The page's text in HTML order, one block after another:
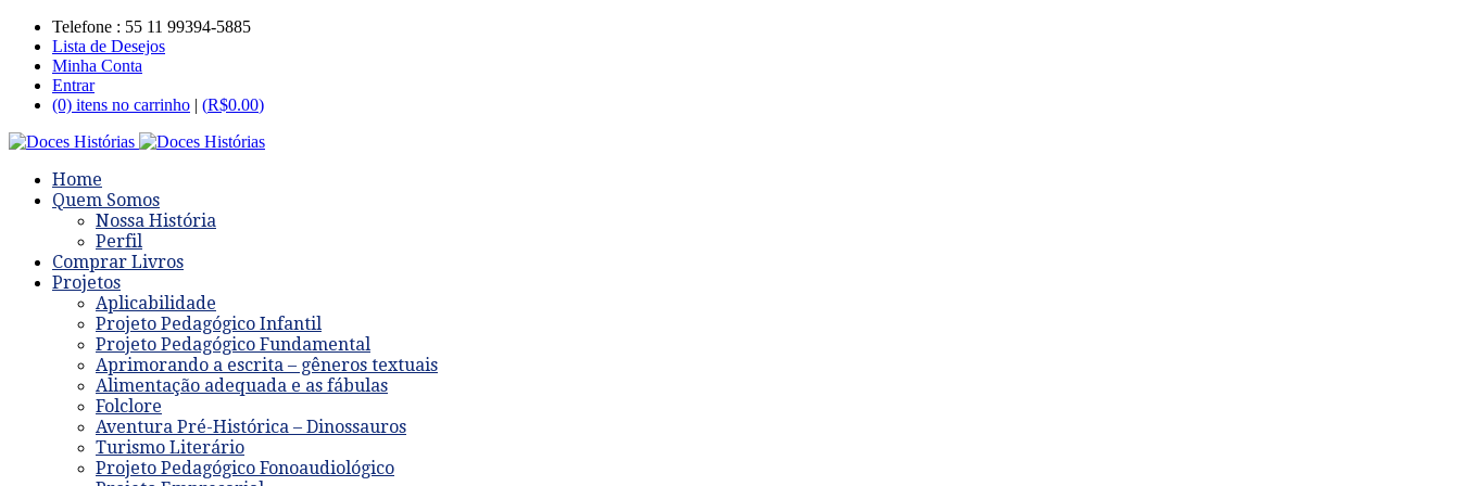
Telefone : 55 11 99394-5885
Lista de Desejos
Minha Conta
Entrar
(0) itens no carrinho | (R$0.00)
Home
Quem Somos
Nossa História
Perfil
Comprar Livros
Projetos
Aplicabilidade
Projeto Pedagógico Infantil
Projeto Pedagógico Fundamental
Aprimorando a escrita – gêneros textuais
Alimentação adequada e as fábulas
Folclore
Aventura Pré-Histórica – Dinossauros
Turismo Literário
Projeto Pedagógico Fonoaudiológico